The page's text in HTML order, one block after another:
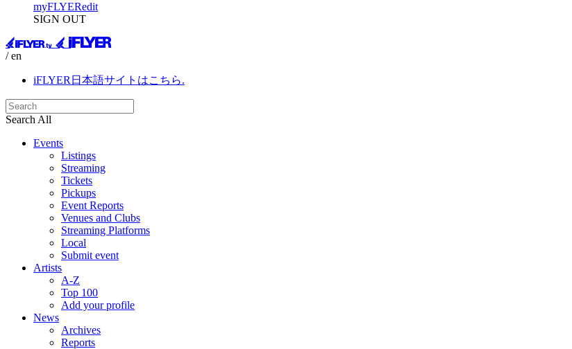
myFLYERedit
SIGN OUT
/ en
iFLYER日本語サイトはこちら.
Search All
Events
Listings
Streaming
Tickets
Pickups
Event Reports
Venues and Clubs
Streaming Platforms
Local
Submit event
Artists
A-Z
Top 100
Add your profile
News
Archives
Reports